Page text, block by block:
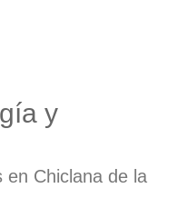
y
en Chiclana de la